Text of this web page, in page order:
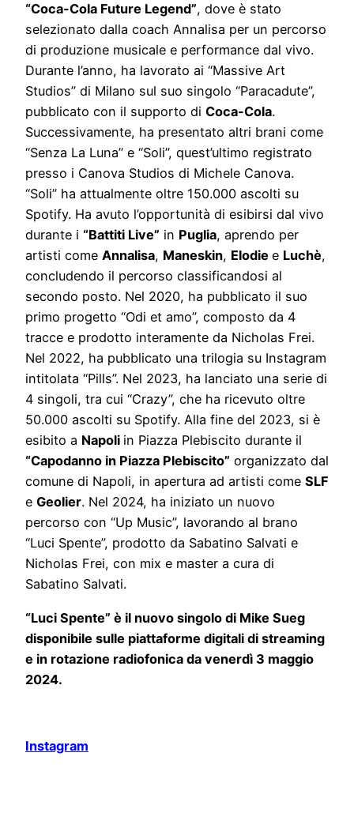
“Coca-Cola Future Legend”, dove è stato
selezionato dalla coach Annalisa per un percorso
di produzione musicale e performance dal vivo.
Durante l’anno, ha lavorato ai “Massive Art
Studios” di Milano sul suo singolo “Paracadute”,
pubblicato con il supporto di Coca-Cola.
Successivamente, ha presentato altri brani come
“Senza La Luna” e “Soli”, quest’ultimo registrato
presso i Canova Studios di Michele Canova.
“Soli” ha attualmente oltre 150.000 ascolti su
Spotify. Ha avuto l’opportunità di esibirsi dal vivo
durante i “Battiti Live” in Puglia, aprendo per
artisti come Annalisa, Maneskin, Elodie e Luchè,
concludendo il percorso classificandosi al
secondo posto. Nel 2020, ha pubblicato il suo
primo progetto “Odi et amo”, composto da 4
tracce e prodotto interamente da Nicholas Frei.
Nel 2022, ha pubblicato una trilogia su Instagram
intitolata “Pills”. Nel 2023, ha lanciato una serie di
4 singoli, tra cui “Crazy”, che ha ricevuto oltre
50.000 ascolti su Spotify. Alla fine del 2023, si è
esibito a Napoli in Piazza Plebiscito durante il
“Capodanno in Piazza Plebiscito” organizzato dal
comune di Napoli, in apertura ad artisti come SLF
e Geolier. Nel 2024, ha iniziato un nuovo
percorso con “Up Music”, lavorando al brano
“Luci Spente”, prodotto da Sabatino Salvati e
Nicholas Frei, con mix e master a cura di
Sabatino Salvati.
“Luci Spente” è il nuovo singolo di Mike Sueg
disponibile sulle piattaforme digitali di streaming
e in rotazione radiofonica da venerdì 3 maggio
2024.
Instagram